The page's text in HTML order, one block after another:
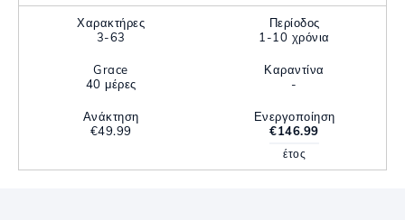
Χαρακτήρες
3-63
Περίοδος
1-10 χρόνια
Grace
40 μέρες
Καραντίνα
-
Ανάκτηση
€49.99
Ενεργοποίηση
€146.99
έτος